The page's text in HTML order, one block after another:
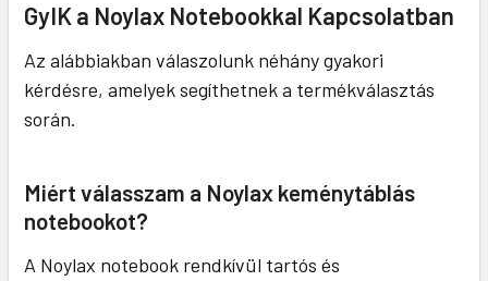
GyIK a Noylax Notebookkal Kapcsolatban
Az alábbiakban válaszolunk néhány gyakori
kérdésre, amelyek segíthetnek a termékválasztás
során.
Miért válasszam a Noylax keménytáblás
notebookot?
A Noylax notebook rendkívül tartós és